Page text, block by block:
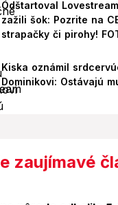
Odštartoval
zažili šok: Pozrite na
strapačky či pirohy!
Kiska oznámil
Dominikovi: Ostávajú
zaujímavé